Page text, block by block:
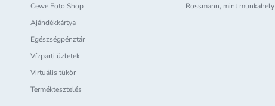
Cewe Foto Shop
Ajándékkártya
Egészségpénztár
Vízparti üzletek
Virtuális tükör
Terméktesztelés
Rossmann, mint munkahely